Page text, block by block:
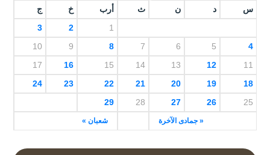
س د ن ث أرب خ ج
« جمادى الآخرة شعبان »
1
2
3
4
5
6
7
8
9
10
11
12
13
14
15
16
17
18
19
20
21
22
23
24
25
26
27
28
29